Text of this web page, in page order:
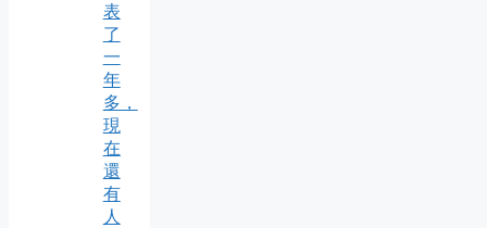
表
了
一
年
多，
現
在
還
有
人